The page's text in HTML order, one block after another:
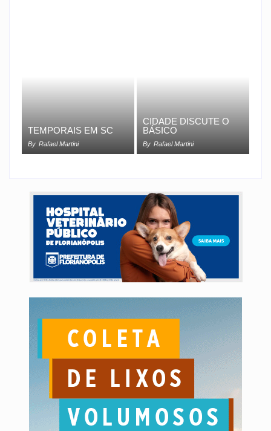
TEMPORAIS EM SC
By Rafael Martini
CIDADE DISCUTE O
BÁSICO
By Rafael Martini